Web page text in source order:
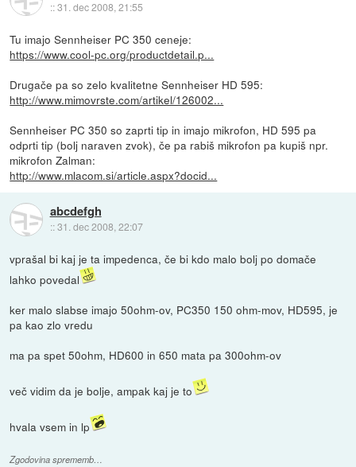
::31. dec 2008, 21:55
Tu imajo Sennheiser PC 350 ceneje:
https://www.cool-pc.org/productdetail.p...
Drugače pa so zelo kvalitetne Sennheiser HD 595:
http://www.mimovrste.com/artikel/126002...
Sennheiser PC 350 so zaprti tip in imajo mikrofon, HD 595 pa
odprti tip (bolj naraven zvok), če pa rabiš mikrofon pa kupiš npr.
mikrofon Zalman:
http://www.mlacom.si/article.aspx?docid...
abcdefgh
::31. dec 2008, 22:07
vprašal bi kaj je ta impedenca, če bi kdo malo bolj po domače
lahko povedal
ker malo slabse imajo 50ohm-ov, PC350 150 ohm-mov, HD595, je
pa kao zlo vredu
ma pa spet 50ohm, HD600 in 650 mata pa 300ohm-ov
več vidim da je bolje, ampak kaj je to
hvala vsem in lp
Zgodovina sprememb…